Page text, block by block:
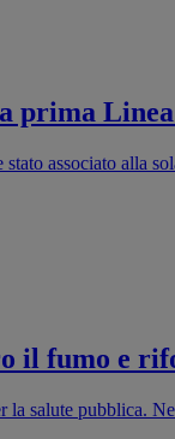
prima
stato associato
il fumo e
la salute pubblica.